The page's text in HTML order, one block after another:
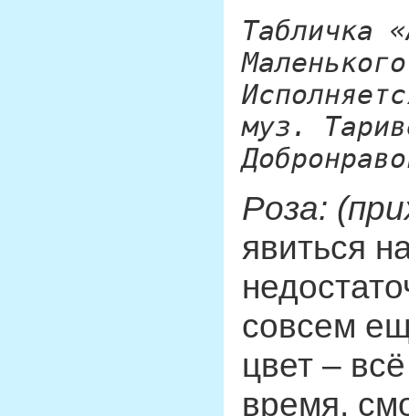
Табличка
муз.
Роза:
явиться
совсем
цвет –
время,